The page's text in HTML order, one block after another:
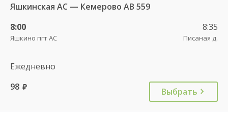
Яшкинская АС — Кемерово АВ 559
8:00
Яшкино пгт АС
8:35
Писаная д.
Ежедневно
98 руб. Выбрать